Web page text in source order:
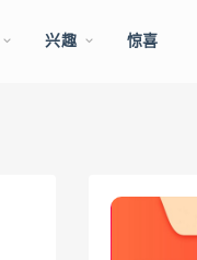
兴趣 惊喜